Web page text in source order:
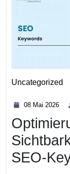
Uncategorized
08 Mai 2026
SEO-